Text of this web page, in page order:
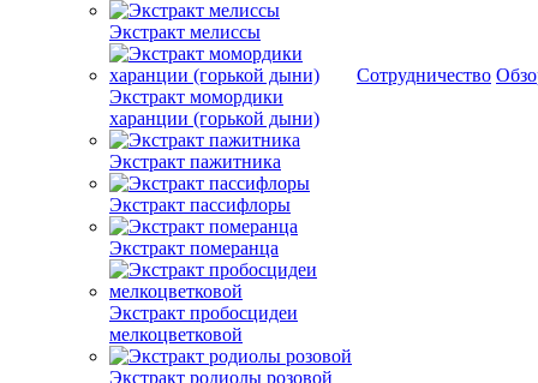
Экстракт мелиссы
Экстракт момордики
харанции (горькой дыни)
Экстракт пажитника
Экстракт пассифлоры
Экстракт померанца
Экстракт пробосцидеи
мелкоцветковой
Экстракт родиолы розовой
Сотрудничество